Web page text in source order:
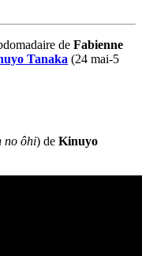
de Fabienne
Tanaka (24 mai-5
no ôhi) de Kinuyo